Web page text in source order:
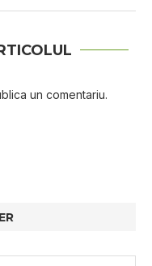
un comentariu.